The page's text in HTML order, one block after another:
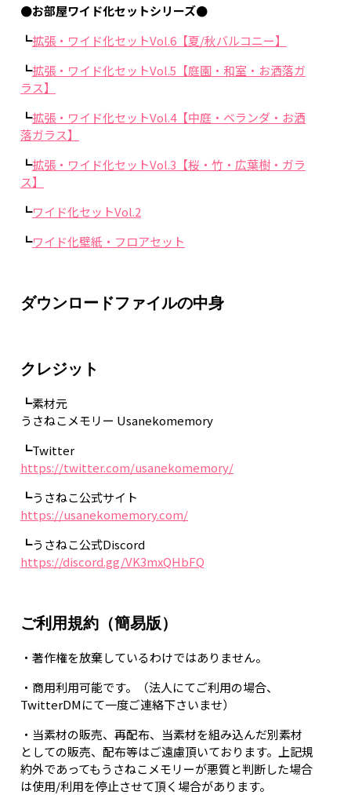
●お部屋ワイド化セットシリーズ●
┗拡張・ワイド化セットVol.6【夏/秋バルコニー】
┗拡張・ワイド化セットVol.5【庭園・和室・お洒落ガ
ラス】
┗拡張・ワイド化セットVol.4【中庭・ベランダ・お洒
落ガラス】
┗拡張・ワイド化セットVol.3【桜・竹・広葉樹・ガラ
ス】
┗ワイド化セットVol.2
┗ワイド化壁紙・フロアセット
ダウンロードファイルの中身
クレジット
┗素材元
うさねこメモリー Usanekomemory
┗Twitter
https://twitter.com/usanekomemory/
┗うさねこ公式サイト
https://usanekomemory.com/
┗うさねこ公式Discord
https://discord.gg/VK3mxQHbFQ
ご利用規約（簡易版）
・著作権を放棄しているわけではありません。
・商用利用可能です。（法人にてご利用の場合、
TwitterDMにて一度ご連絡下さいませ）
・当素材の販売、再配布、当素材を組み込んだ別素材
としての販売、配布等はご遠慮頂いております。上記規
約外であってもうさねこメモリーが悪質と判断した場合
は使用/利用を停止させて頂く場合があります。